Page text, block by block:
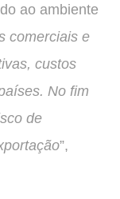
ao ambiente
comerciais e
custos
No fim
de
”,